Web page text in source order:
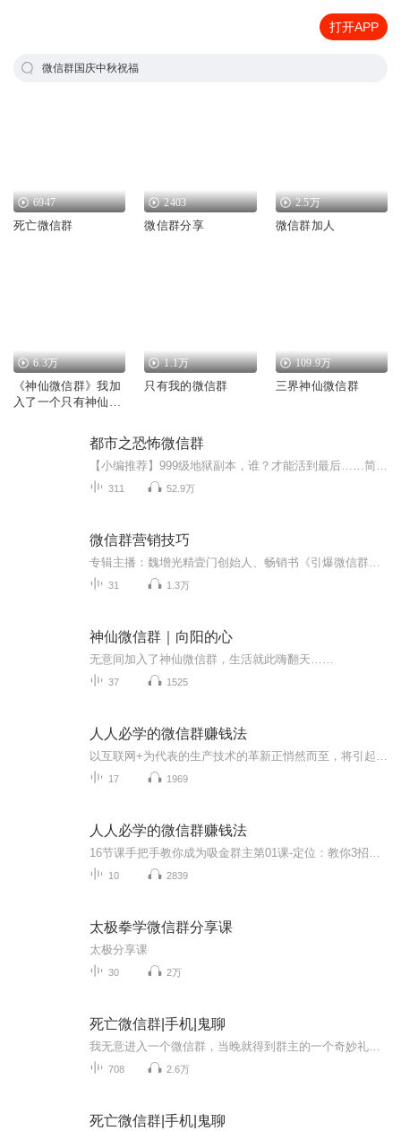
打开APP
微信群国庆中秋祝福
6947
死亡微信群
2403
微信群分享
2.5万
微信群加人
6.3万
《神仙微信群》我加
入了一个只有神仙的
1.1万
只有我的微信群
109.9万
三界神仙微信群
都市之恐怖微信群
311 52.9万
微信群营销技巧
31 1.3万
神仙微信群｜向阳的心
无意间加入了神仙微信群，生活就此嗨翻天……
37 1525
人人必学的微信群赚钱法
17 1969
人人必学的微信群赚钱法
10 2839
太极拳学微信群分享课
太极分享课
30 2万
死亡微信群|手机|鬼聊
708 2.6万
死亡微信群|手机|鬼聊